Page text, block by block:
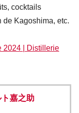
cocktails
de Kagoshima, etc.
2024 | Distillerie
嘉之助